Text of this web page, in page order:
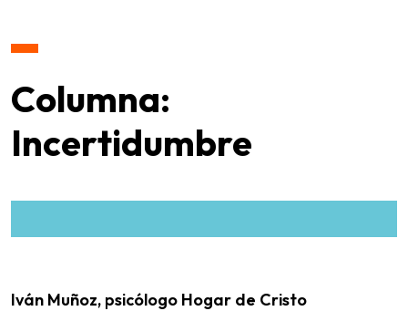
Columna:
Incertidumbre
Iván Muñoz, psicólogo Hogar de Cristo